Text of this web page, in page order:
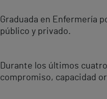
Graduada en Enfermería
público y privado.
Durante los últimos
compromiso, capacidad